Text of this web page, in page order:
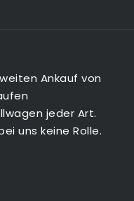
Ankauf von
jeder Art.
uns keine Rolle.